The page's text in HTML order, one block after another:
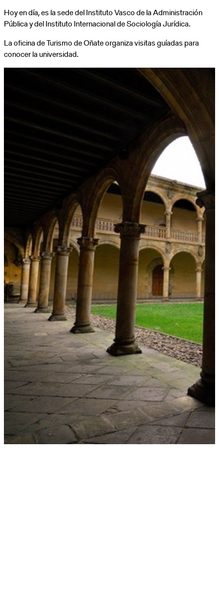
Hoy en día, es la sede del Instituto Vasco de la Administración
Pública y del Instituto Internacional de Sociología Jurídica.
La oficina de Turismo de Oñate organiza visitas guíadas para
conocer la universidad.